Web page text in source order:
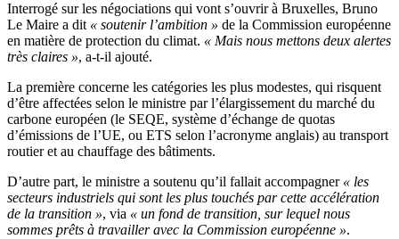
Interrogé sur les négociations qui vont s’ouvrir à Bruxelles, Bruno
Le Maire a dit « soutenir l’ambition » de la Commission européenne
en matière de protection du climat. « Mais nous mettons deux alertes
très claires », a-t-il ajouté.
La première concerne les catégories les plus modestes, qui risquent
d’être affectées selon le ministre par l’élargissement du marché du
carbone européen (le SEQE, système d’échange de quotas
d’émissions de l’UE, ou ETS selon l’acronyme anglais) au transport
routier et au chauffage des bâtiments.
D’autre part, le ministre a soutenu qu’il fallait accompagner « les
secteurs industriels qui sont les plus touchés par cette accélération
de la transition », via « un fond de transition, sur lequel nous
sommes prêts à travailler avec la Commission européenne ».